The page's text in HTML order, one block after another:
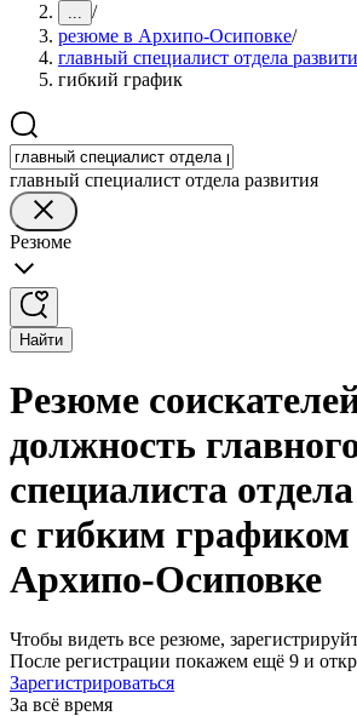
... /
резюме в Архипо-Осиповке/
главный специалист отдела
гибкий график
главный специалист отдела развития
Резюме
Найти
Резюме
должность
специалиста
с гибким графиком
Архипо-Осиповке
Чтобы видеть все резюме,
После регистрации покажем ещё 9 и
Зарегистрироваться
За всё время